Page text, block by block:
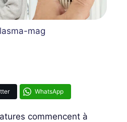
mag
WhatsApp
commencent à